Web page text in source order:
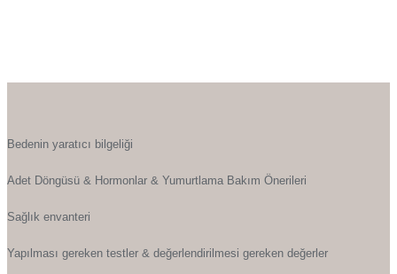
Bedenin yaratıcı bilgeliği
Adet Döngüsü & Hormonlar & Yumurtlama Bakım Önerileri
Sağlık envanteri
Yapılması gereken testler & değerlendirilmesi gereken değerler